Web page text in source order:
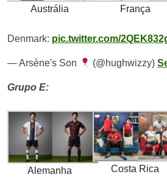
Austrália França
Denmark: pic.twitter.com/
— Arsène's Son (@hughwizzy)
Grupo E:
Alemanha Costa Rica